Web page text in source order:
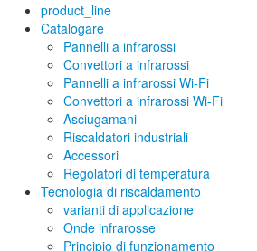
product_line
Catalogare
Pannelli a infrarossi
Convettori a infrarossi
Pannelli a infrarossi Wi-Fi
Convettori a infrarossi Wi-Fi
Asciugamani
Riscaldatori industriali
Accessori
Regolatori di temperatura
Tecnologia di riscaldamento
varianti di applicazione
Onde infrarosse
Principio di funzionamento